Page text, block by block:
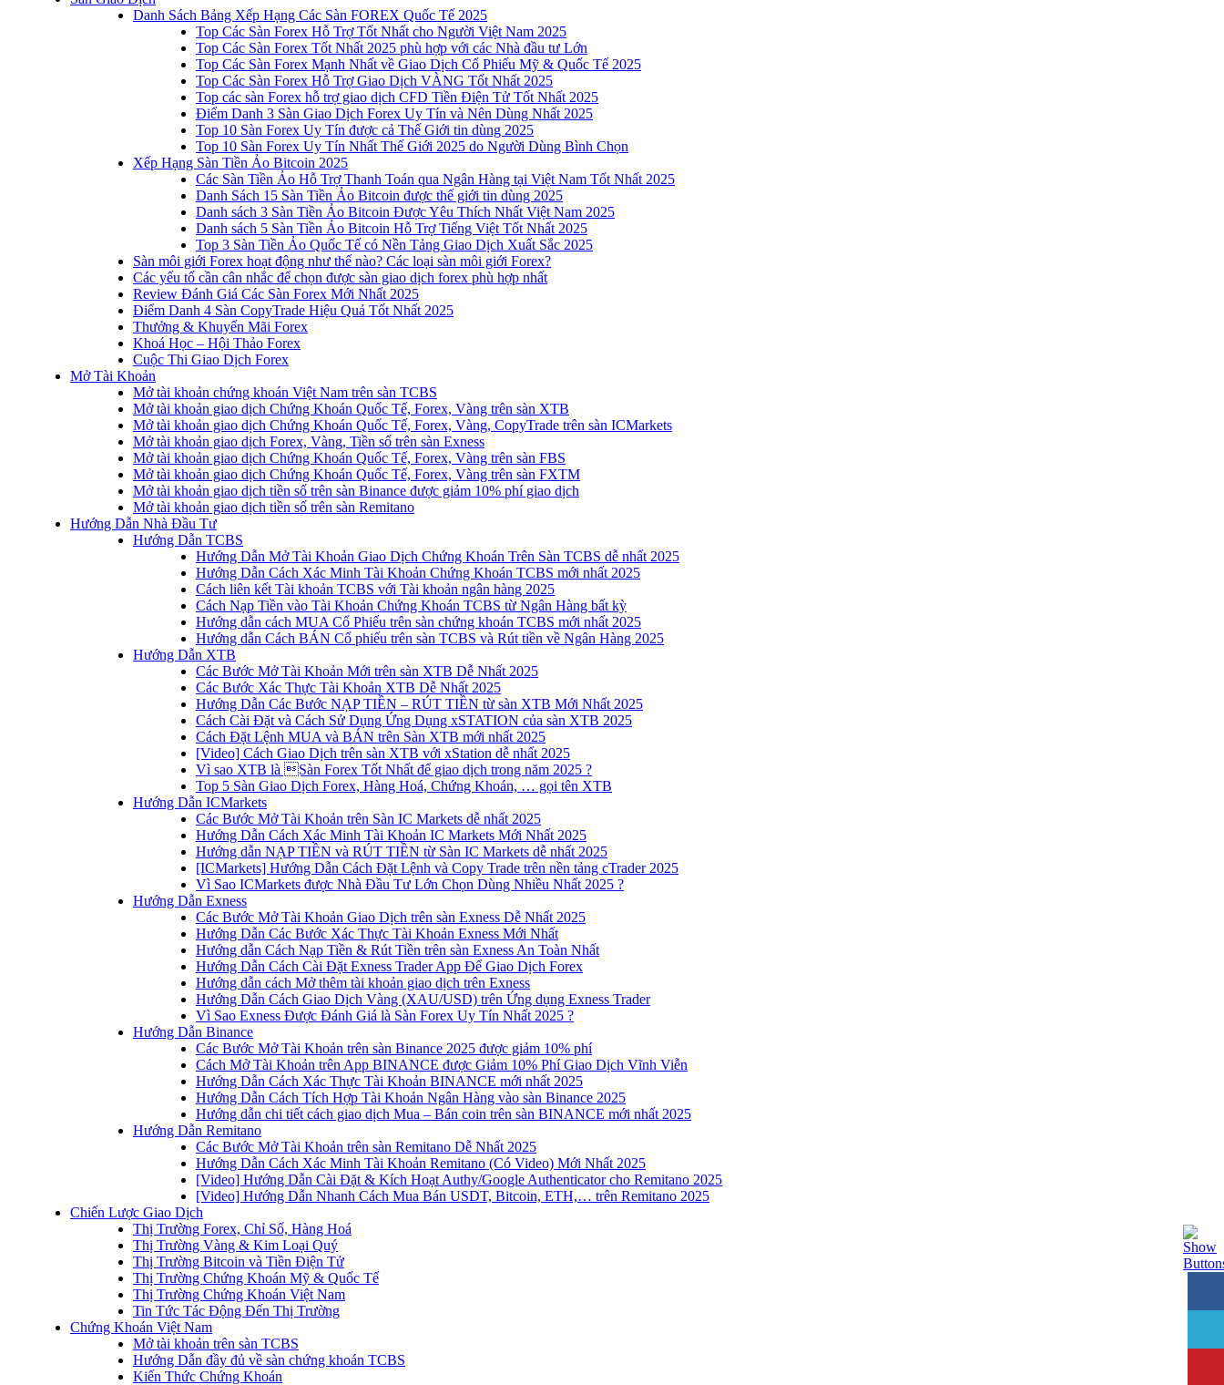
Danh Sách Bảng Xếp Hạng Các Sàn FOREX Quốc Tế 2025
Top Các Sàn Forex Hỗ Trợ Tốt Nhất cho Người Việt Nam 2025
Top Các Sàn Forex Tốt Nhất 2025 phù hợp với các Nhà đầu tư Lớn
Top Các Sàn Forex Mạnh Nhất về Giao Dịch Cổ Phiếu Mỹ & Quốc Tế 2025
Top Các Sàn Forex Hỗ Trợ Giao Dịch VÀNG Tốt Nhất 2025
Top các sàn Forex hỗ trợ giao dịch CFD Tiền Điện Tử Tốt Nhất 2025
Điểm Danh 3 Sàn Giao Dịch Forex Uy Tín và Nên Dùng Nhất 2025
Top 10 Sàn Forex Uy Tín được cả Thế Giới tin dùng 2025
Top 10 Sàn Forex Uy Tín Nhất Thế Giới 2025 do Người Dùng Bình Chọn
Xếp Hạng Sàn Tiền Ảo Bitcoin 2025
Các Sàn Tiền Ảo Hỗ Trợ Thanh Toán qua Ngân Hàng tại Việt Nam Tốt Nhất 2025
Danh Sách 15 Sàn Tiền Ảo Bitcoin được thế giới tin dùng 2025
Danh sách 3 Sàn Tiền Ảo Bitcoin Được Yêu Thích Nhất Việt Nam 2025
Danh sách 5 Sàn Tiền Ảo Bitcoin Hỗ Trợ Tiếng Việt Tốt Nhất 2025
Top 3 Sàn Tiền Ảo Quốc Tế có Nền Tảng Giao Dịch Xuất Sắc 2025
Sàn môi giới Forex hoạt động như thế nào? Các loại sàn môi giới Forex?
Các yếu tố cần cân nhắc để chọn được sàn giao dịch forex phù hợp nhất
Review Đánh Giá Các Sàn Forex Mới Nhất 2025
Điểm Danh 4 Sàn CopyTrade Hiệu Quả Tốt Nhất 2025
Thưởng & Khuyến Mãi Forex
Khoá Học – Hội Thảo Forex
Cuộc Thi Giao Dịch Forex
Mở Tài Khoản
Mở tài khoản chứng khoán Việt Nam trên sàn TCBS
Mở tài khoản giao dịch Chứng Khoán Quốc Tế, Forex, Vàng trên sàn XTB
Mở tài khoản giao dịch Chứng Khoán Quốc Tế, Forex, Vàng, CopyTrade trên sàn ICMarkets
Mở tài khoản giao dịch Forex, Vàng, Tiền số trên sàn Exness
Mở tài khoản giao dịch Chứng Khoán Quốc Tế, Forex, Vàng trên sàn FBS
Mở tài khoản giao dịch Chứng Khoán Quốc Tế, Forex, Vàng trên sàn FXTM
Mở tài khoản giao dịch tiền số trên sàn Binance được giảm 10% phí giao dịch
Mở tài khoản giao dịch tiền số trên sàn Remitano
Hướng Dẫn Nhà Đầu Tư
Hướng Dẫn TCBS
Hướng Dẫn Mở Tài Khoản Giao Dịch Chứng Khoán Trên Sàn TCBS dễ nhất 2025
Hướng Dẫn Cách Xác Minh Tài Khoản Chứng Khoán TCBS mới nhất 2025
Cách liên kết Tài khoản TCBS với Tài khoản ngân hàng 2025
Cách Nạp Tiền vào Tài Khoản Chứng Khoán TCBS từ Ngân Hàng bất kỳ
Hướng dẫn cách MUA Cổ Phiếu trên sàn chứng khoán TCBS mới nhất 2025
Hướng dẫn Cách BÁN Cổ phiếu trên sàn TCBS và Rút tiền về Ngân Hàng 2025
Hướng Dẫn XTB
Các Bước Mở Tài Khoản Mới trên sàn XTB Dễ Nhất 2025
Các Bước Xác Thực Tài Khoản XTB Dễ Nhất 2025
Hướng Dẫn Các Bước NẠP TIỀN – RÚT TIỀN từ sàn XTB Mới Nhất 2025
Cách Cài Đặt và Cách Sử Dụng Ứng Dụng xSTATION của sàn XTB 2025
Cách Đặt Lệnh MUA và BÁN trên Sàn XTB mới nhất 2025
[Video] Cách Giao Dịch trên sàn XTB với xStation dễ nhất 2025
Vì sao XTB là Sàn Forex Tốt Nhất để giao dịch trong năm 2025 ?
Top 5 Sàn Giao Dịch Forex, Hàng Hoá, Chứng Khoán, … gọi tên XTB
Hướng Dẫn ICMarkets
Các Bước Mở Tài Khoản trên Sàn IC Markets dễ nhất 2025
Hướng Dẫn Cách Xác Minh Tài Khoản IC Markets Mới Nhất 2025
Hướng dẫn NẠP TIỀN và RÚT TIỀN từ Sàn IC Markets dễ nhất 2025
[ICMarkets] Hướng Dẫn Cách Đặt Lệnh và Copy Trade trên nền tảng cTrader 2025
Vì Sao ICMarkets được Nhà Đầu Tư Lớn Chọn Dùng Nhiều Nhất 2025 ?
Hướng Dẫn Exness
Các Bước Mở Tài Khoản Giao Dịch trên sàn Exness Dễ Nhất 2025
Hướng Dẫn Các Bước Xác Thực Tài Khoản Exness Mới Nhất
Hướng dẫn Cách Nạp Tiền & Rút Tiền trên sàn Exness An Toàn Nhất
Hướng Dẫn Cách Cài Đặt Exness Trader App Để Giao Dịch Forex
Hướng dẫn cách Mở thêm tài khoản giao dịch trên Exness
Hướng Dẫn Cách Giao Dịch Vàng (XAU/USD) trên Ứng dụng Exness Trader
Vì Sao Exness Được Đánh Giá là Sàn Forex Uy Tín Nhất 2025 ?
Hướng Dẫn Binance
Các Bước Mở Tài Khoản trên sàn Binance 2025 được giảm 10% phí
Cách Mở Tài Khoản trên App BINANCE được Giảm 10% Phí Giao Dịch Vĩnh Viễn
Hướng Dẫn Cách Xác Thực Tài Khoản BINANCE mới nhất 2025
Hướng Dẫn Cách Tích Hợp Tài Khoản Ngân Hàng vào sàn Binance 2025
Hướng dẫn chi tiết cách giao dịch Mua – Bán coin trên sàn BINANCE mới nhất 2025
Hướng Dẫn Remitano
Các Bước Mở Tài Khoản trên sàn Remitano Dễ Nhất 2025
Hướng Dẫn Cách Xác Minh Tài Khoản Remitano (Có Video) Mới Nhất 2025
[Video] Hướng Dẫn Cài Đặt & Kích Hoạt Authy/Google Authenticator cho Remitano 2025
[Video] Hướng Dẫn Nhanh Cách Mua Bán USDT, Bitcoin, ETH,… trên Remitano 2025
Chiến Lược Giao Dịch
Thị Trường Forex, Chỉ Số, Hàng Hoá
Thị Trường Vàng & Kim Loại Quý
Thị Trường Bitcoin và Tiền Điện Tử
Thị Trường Chứng Khoán Mỹ & Quốc Tế
Thị Trường Chứng Khoán Việt Nam
Tin Tức Tác Động Đến Thị Trường
Chứng Khoán Việt Nam
Mở tài khoản trên sàn TCBS
Hướng Dẫn đầy đủ về sàn chứng khoán TCBS
Kiến Thức Chứng Khoán